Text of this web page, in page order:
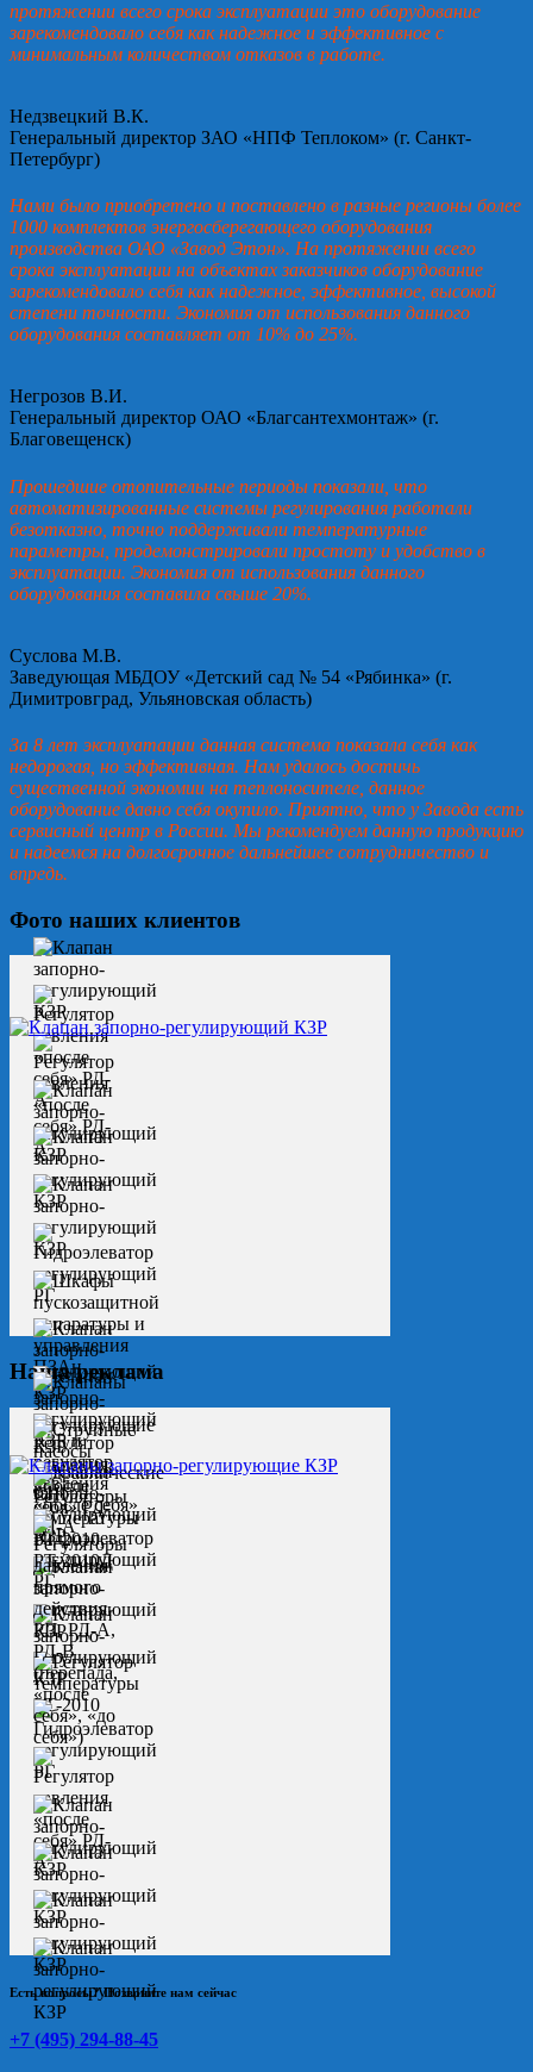
протяжении всего срока эксплуатации это оборудование
зарекомендовало себя как надежное и эффективное с
минимальным количеством отказов в работе.
Недзвецкий В.К.
Генеральный директор ЗАО «НПФ Теплоком» (г. Санкт-
Петербург)
Нами было приобретено и поставлено в разные регионы более
1000 комплектов энергосберегающего оборудования
производства ОАО «Завод Этон». На протяжении всего
срока эксплуатации на объектах заказчиков оборудование
зарекомендовало себя как надежное, эффективное, высокой
степени точности. Экономия от использования данного
оборудования составляет от 10% до 25%.
Негрозов В.И.
Генеральный директор ОАО «Благсантехмонтаж» (г.
Благовещенск)
Прошедшие отопительные периоды показали, что
автоматизированные системы регулирования работали
безотказно, точно поддерживали температурные
параметры, продемонстрировали простоту и удобство в
эксплуатации. Экономия от использования данного
оборудования составила свыше 20%.
Суслова М.В.
Заведующая МБДОУ «Детский сад № 54 «Рябинка» (г.
Димитровград, Ульяновская область)
За 8 лет эксплуатации данная система показала себя как
недорогая, но эффективная. Нам удалось достичь
существенной экономии на теплоносителе, данное
оборудование давно себя окупило. Приятно, что у Завода есть
сервисный центр в России. Мы рекомендуем данную продукцию
и надеемся на долгосрочное дальнейшее сотрудничество и
впредь.
Фото наших клиентов
Наша реклама
Есть вопросы? Позвоните нам сейчас
+7 (495) 294-88-45